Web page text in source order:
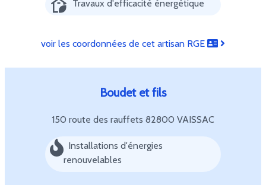
Travaux d'efficacité énergétique
voir les coordonnées de cet artisan RGE
Boudet et fils
150 route des rauffets 82800 VAISSAC
Installations d'énergies
renouvelables